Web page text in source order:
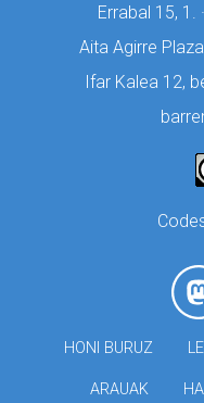
Errabal 15, 1.
Aita Agirre
Ifar Kalea 12,
HONI BURUZ
ARAUAK